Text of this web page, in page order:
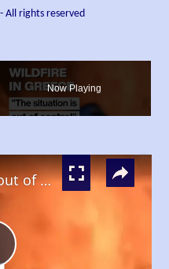
All rights reserved
Now Playing
×
"The situation is out of control": Greek firefighters battle wildfire for fourth day